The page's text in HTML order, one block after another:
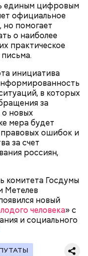
единым цифровым
официальное
но помогает
о наиболее
практическое
инициатива
в которых
за
новых
мера будет
ошибок и
за счет
россиян,
комитета Госдумы
Метелев
новый
человека» с
и социального
нужно легко
зелень
масло.
рецептом
который
стороны — это
Но важно
нужно сильно
людям с
—